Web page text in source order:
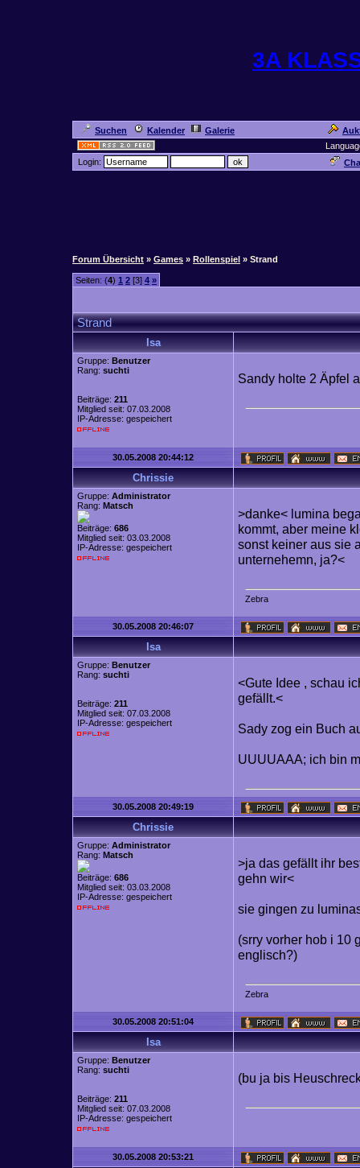
3A
Suchen Kalender Galerie
Login:
Forum Übersicht » Games » Rollenspiel » Strand
Seiten: (4) 1 2 [3] 4 »
Strand
Isa
Gruppe: Benutzer
Rang: suchti
Beiträge: 211
Mitglied seit: 07.03.2008
IP-Adresse: gespeichert
Sandy holte 2 Äpfel
30.05.2008 20:44:12
Chrissie
Gruppe: Administrator
Rang: Matsch
Beiträge: 686
Mitglied seit: 03.03.2008
IP-Adresse: gespeichert
>danke< lumina
kommt, aber meine
sonst keiner aus sie
unternehemn, ja?<
Zebra
30.05.2008 20:46:07
Isa
Gruppe: Benutzer
Rang: suchti
Beiträge: 211
Mitglied seit: 07.03.2008
IP-Adresse: gespeichert
<Gute Idee , schau
gefällt.<
Sady zog ein Buch
UUUUAAA; ich bin
30.05.2008 20:49:19
Chrissie
Gruppe: Administrator
Rang: Matsch
Beiträge: 686
Mitglied seit: 03.03.2008
IP-Adresse: gespeichert
>ja das gefällt ihr
gehn wir<
sie gingen zu
(srry vorher hob i 10
englisch?)
Zebra
30.05.2008 20:51:04
Isa
Gruppe: Benutzer
Rang: suchti
Beiträge: 211
Mitglied seit: 07.03.2008
IP-Adresse: gespeichert
(bu ja bis
30.05.2008 20:53:21